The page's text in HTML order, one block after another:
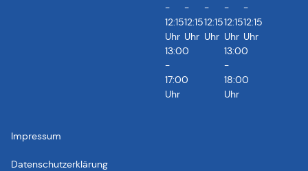
-
12:15
Uhr
13:00
-
17:00
Uhr
-
12:15
Uhr
-
12:15
Uhr
-
12:15
Uhr
13:00
-
18:00
Uhr
-
12:15
Uhr
Impressum
Datenschutzerklärung